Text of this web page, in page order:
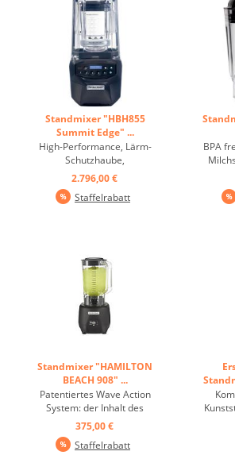
Profiküchen - Der Behälter
aus Polycarbonat (1,80 l) ist
...
Standmixer "HBH855
Summit Edge" ...
High-Performance, Lärm-
Schutzhaube,
Programmierbar ...
2.796,00 €
Staffelrabatt
BPA
Standmixer "HAMILTON
BEACH 908" ...
Patentiertes Wave Action
System: der Inhalt des
Bechers rotiert fortlaufend
zu den Messern. Mixen Sie
Ihre Bargetränke schnell
375,00 €
Staffelrabatt